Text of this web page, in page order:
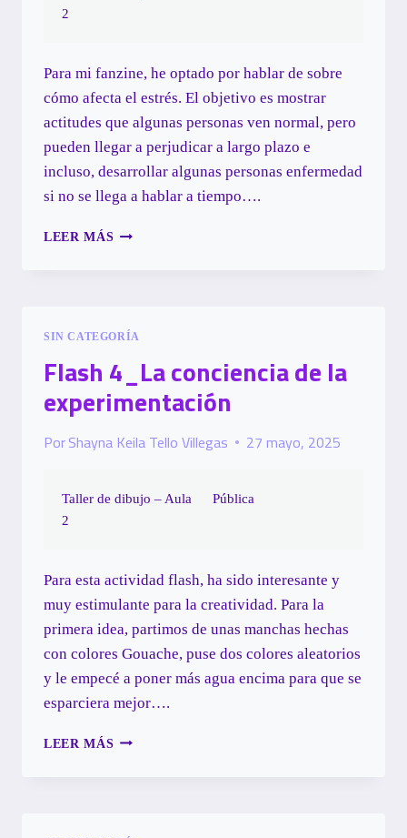
2
Para mi fanzine, he optado por hablar de sobre
cómo afecta el estrés. El objetivo es mostrar
actitudes que algunas personas ven normal, pero
pueden llegar a perjudicar a largo plazo e
incluso, desarrollar algunas personas enfermedad
si no se llega a hablar a tiempo….
LEER MÁS ENTREGA
SIN CATEGORÍA
Flash 4_La conciencia de la
experimentación
PorShayna Keila Tello Villegas 27 mayo, 2025
Taller de dibujo – Aula
2
Pública
Para esta actividad flash, ha sido interesante y
muy estimulante para la creatividad. Para la
primera idea, partimos de unas manchas hechas
con colores Gouache, puse dos colores aleatorios
y le empecé a poner más agua encima para que se
esparciera mejor….
LEER MÁS FLASH
EXPERIMENTACIÓN